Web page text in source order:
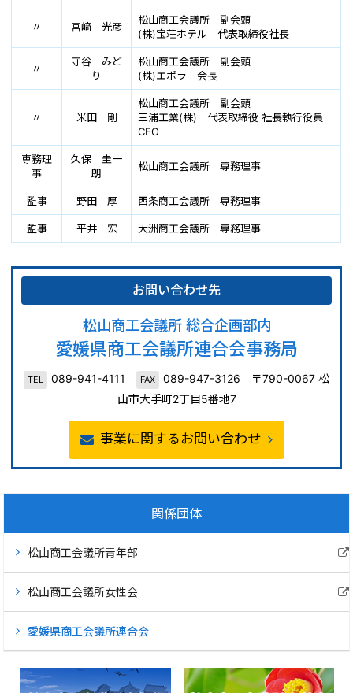
〃 宮﨑 光彦
松山商工会議所 副会頭
(株)宝荘ホテル 代表取締役社長
〃
守谷 みど
り
松山商工会議所 副会頭
(株)エポラ 会長
〃 米田 剛
松山商工会議所 副会頭
三浦工業(株) 代表取締役 社長執行役員
CEO
専務理
事
久保 圭一
朗
松山商工会議所 専務理事
監事 野田 厚 西条商工会議所 専務理事
監事 平井 宏 大洲商工会議所 専務理事
お問い合わせ先
松山商工会議所 総合企画部内
愛媛県商工会議所連合会事務局
TEL 089-941-4111 FAX
089-947-3126 〒790-0067 松
山市大手町2丁目5番地7
事業に関するお問い合わせ
関係団体
松山商工会議所青年部
松山商工会議所女性会
愛媛県商工会議所連合会